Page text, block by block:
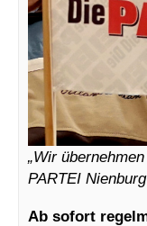
„Wir
PARTEI Nienburg
Ab sofort